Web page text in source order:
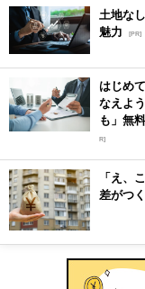
土地な
魅力
[PR]
はじめ
なえよ
も」無
R]
「え、
差がつ